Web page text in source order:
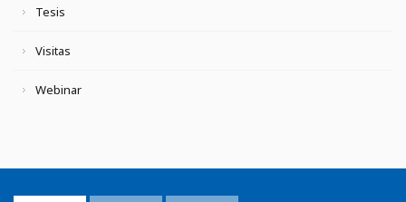
Tesis
Visitas
Webinar